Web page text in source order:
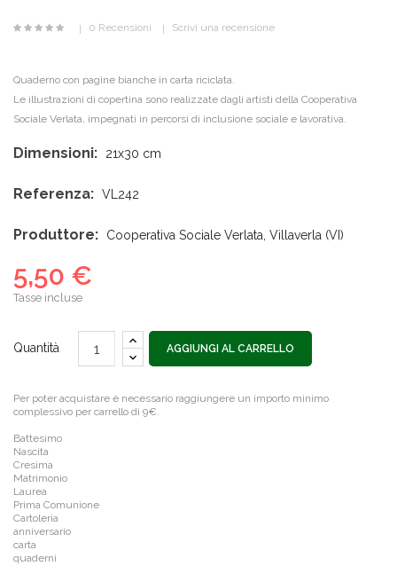
0 Recensioni Scrivi una recensione
Quaderno con pagine bianche in carta riciclata.
Le illustrazioni di copertina sono realizzate dagli artisti della Cooperativa
Sociale Verlata, impegnati in percorsi di inclusione sociale e lavorativa.
Dimensioni: 21x30 cm
Referenza: VL242
Produttore: Cooperativa Sociale Verlata, Villaverla (VI)
5,50 €
Tasse incluse
Quantità AGGIUNGI AL CARRELLO
Per poter acquistare è necessario raggiungere un importo minimo
complessivo per carrello di 9€.
Battesimo
Nascita
Cresima
Matrimonio
Laurea
Prima Comunione
Cartoleria
anniversario
carta
quaderni